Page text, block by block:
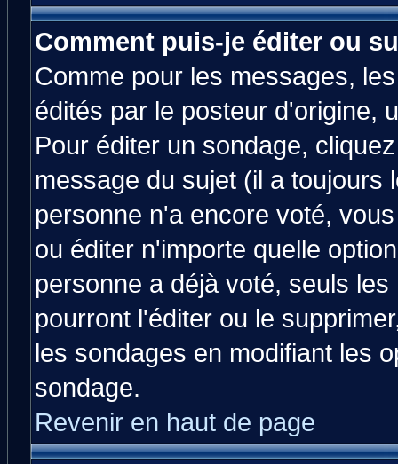
Comment puis-je éditer ou
Comme pour les messages,
édités par le posteur d'origine,
Pour éditer un sondage,
message du sujet (il a toujours
personne n'a encore voté,
ou éditer n'importe quelle
personne a déjà voté, seuls
pourront l'éditer ou le
les sondages en modifiant les
sondage.
Revenir en haut de page